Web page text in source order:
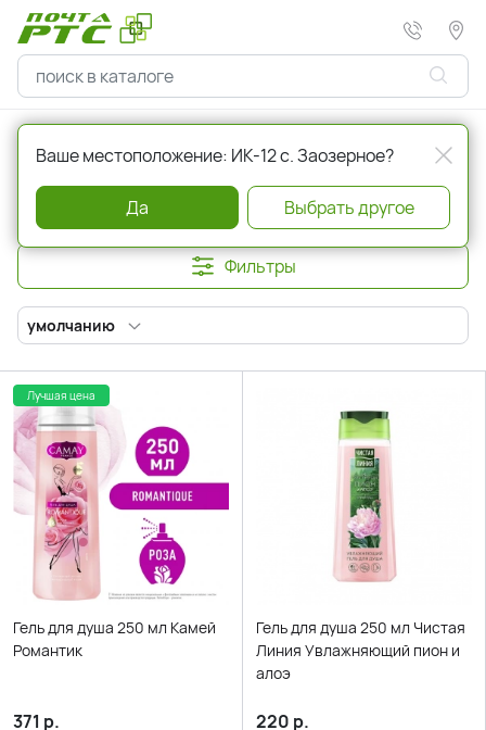
Главная Красота и здоровье Гели для душа
Гели для душа
Фильтры
умолчанию
Лучшая цена
Гель для душа 250 мл Камей
Романтик
371 р.
Гель для душа 250 мл Чистая
Линия Увлажняющий пион и
алоэ
220 р.
Ваше местоположение: ИК-12 с. Заозерное?
Да Выбрать другое